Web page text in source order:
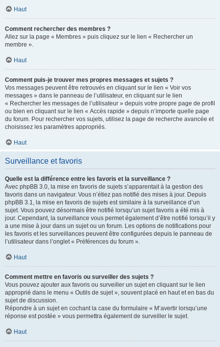
Haut
Comment rechercher des membres ?
Allez sur la page « Membres » puis cliquez sur le lien « Rechercher un
membre ».
Haut
Comment puis-je trouver mes propres messages et sujets ?
Vos messages peuvent être retrouvés en cliquant sur le lien « Voir vos
messages » dans le panneau de l’utilisateur, en cliquant sur le lien
« Rechercher les messages de l’utilisateur » depuis votre propre page de profil
ou bien en cliquant sur le lien « Accès rapide » depuis n’importe quelle page
du forum. Pour rechercher vos sujets, utilisez la page de recherche avancée et
choisissez les paramètres appropriés.
Haut
Surveillance et favoris
Quelle est la différence entre les favoris et la surveillance ?
Avec phpBB 3.0, la mise en favoris de sujets s’apparentait à la gestion des
favoris dans un navigateur. Vous n’étiez pas notifié des mises à jour. Depuis
phpBB 3.1, la mise en favoris de sujets est similaire à la surveillance d’un
sujet. Vous pouvez désormais être notifié lorsqu’un sujet favoris a été mis à
jour. Cependant, la surveillance vous permet également d’être notifié lorsqu’il y
a une mise à jour dans un sujet ou un forum. Les options de notifications pour
les favoris et les surveillances peuvent être configurées depuis le panneau de
l’utilisateur dans l’onglet « Préférences du forum ».
Haut
Comment mettre en favoris ou surveiller des sujets ?
Vous pouvez ajouter aux favoris ou surveiller un sujet en cliquant sur le lien
approprié dans le menu « Outils de sujet », souvent placé en haut et en bas du
sujet de discussion.
Répondre à un sujet en cochant la case du formulaire « M’avertir lorsqu’une
réponse est postée » vous permettra également de surveiller le sujet.
Haut